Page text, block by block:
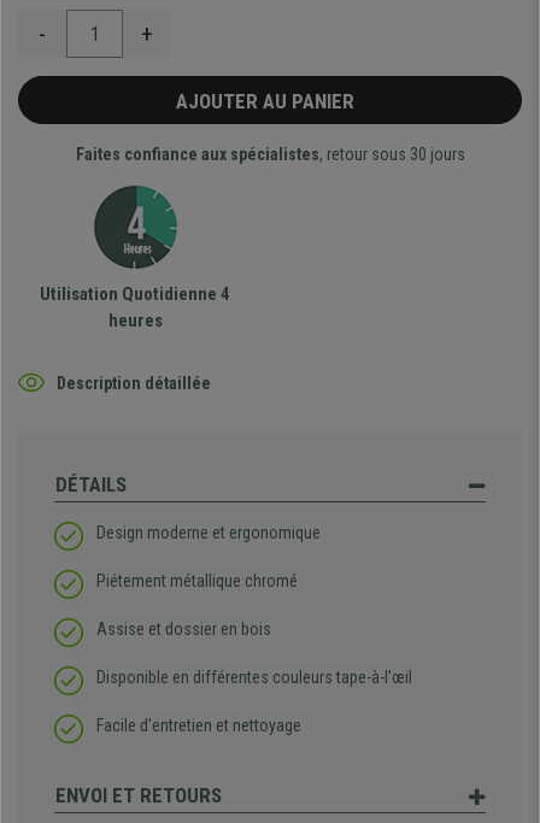
- +
AJOUTER AU PANIER
Faites confiance aux spécialistes, retour sous 30 jours
Utilisation Quotidienne 4
heures
Description détaillée
DÉTAILS
Design moderne et ergonomique
Piétement métallique chromé
Assise et dossier en bois
Disponible en différentes couleurs tape-à-l'œil
Facile d'entretien et nettoyage
ENVOI ET RETOURS